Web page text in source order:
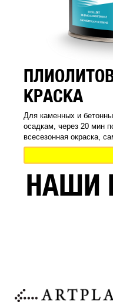
КРАСКА
Для каменных и
осадкам, через 20 мин
всесезонная окраска,
НАШИ